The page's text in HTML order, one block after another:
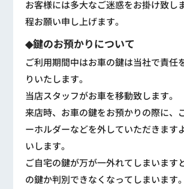
お客様には多大なご迷惑をお掛け致し
程お願い申し上げます。
◆鍵のお預かりについて
ご利用期間中はお車の鍵は当社で責任
りいたします。
当店スタッフがお車を移動致します。
来店時、お車の鍵をお預かりの際に、
ーホルダーなどを外していただきます
いします。
ご自宅の鍵が万が一外れてしまいます
の鍵か判別できなくなってしまいます。